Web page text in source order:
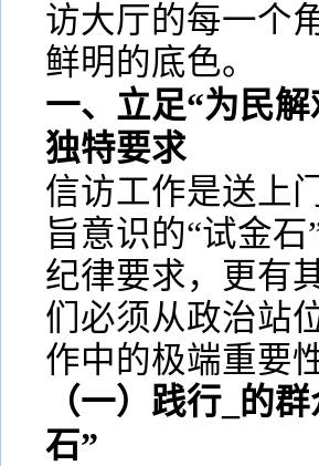
访大厅的每一个
鲜明的底色。
一、立足“为民
独特要求
信访工作是送上
旨意识的“试金
纪律要求，更有
们必须从政治站
作中的极端重要性
（一）践行_的
石”